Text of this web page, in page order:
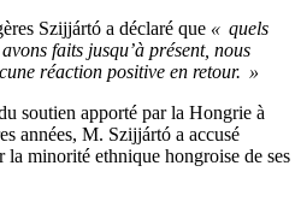
Szijjártó a déclaré que « quels
faits jusqu’à présent, nous
réaction positive en retour. »
soutien apporté par la Hongrie à
années, M. Szijjártó a accusé
minorité ethnique hongroise de ses